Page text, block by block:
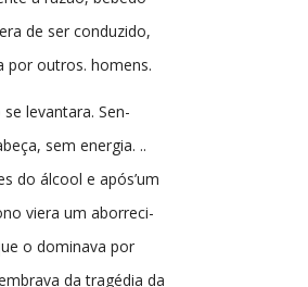
de ser conduzido,
por outros. homens.
levantara. Sen-
sem energia. ..
do álcool e após’um
viera um aborreci-
o dominava por
da tragédia da